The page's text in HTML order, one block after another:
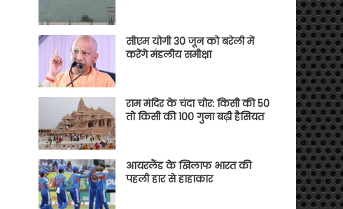
सीएम योगी 30 जून को बरेली में
करेंगे मंडलीय समीक्षा
राम मंदिर के चंदा चोर: किसी की 50
तो किसी की 100 गुना बढ़ी हैसियत
आयरलैंड के खिलाफ भारत की
पहली हार से हाहाकार